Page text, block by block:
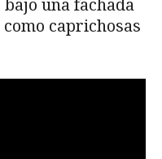
una fachada
caprichosas